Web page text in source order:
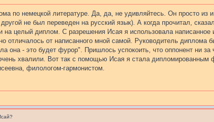
по немецкой литературе. Да, да, не удивляйтесь. Он просто из
не был переведен на русский язык). А когда прочитал,
целый диплом. С разрешения Исая я использовала написанное
отличалось от написанного мной самой. Руководитель
она - это будет фурор". Пришлось успокоить, что оппонент ни за
хвалили. Вот так с помощью Исая я стала дипломированным
филологом-гармонистом.